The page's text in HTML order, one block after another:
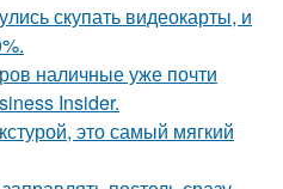
скупать видеокарты, и
наличные уже почти
Insider.
это самый мягкий